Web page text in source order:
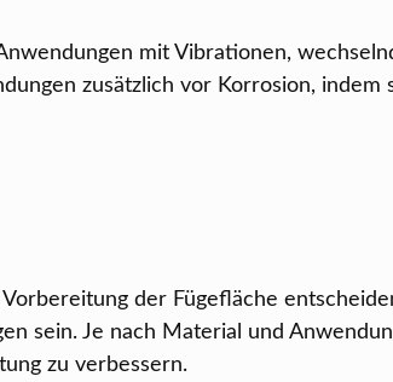
mit Vibrationen,
zusätzlich vor Korrosion, indem
der Fügefläche
sein. Je nach Material und
zu verbessern.